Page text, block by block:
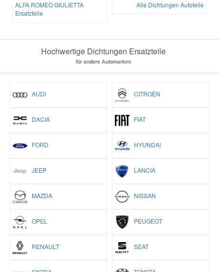
ALFA ROMEO GIULIETTA
Ersatzteile
Alle Dichtungen Autoteile
Hochwertige Dichtungen Ersatzteile
für andere Automarken
AUDI CITROËN
DACIA FIAT
FORD HYUNDAI
JEEP LANCIA
MAZDA NISSAN
OPEL PEUGEOT
RENAULT SEAT